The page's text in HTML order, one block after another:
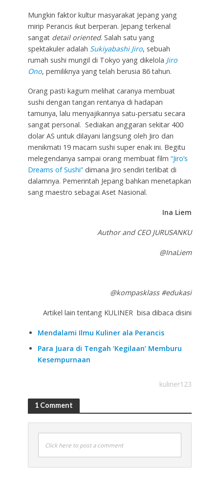
Mungkin faktor kultur masyarakat Jepang yang
mirip Perancis ikut berperan. Jepang terkenal
sangat detail oriented. Salah satu yang
spektakuler adalah Sukiyabashi Jiro, sebuah
rumah sushi mungil di Tokyo yang dikelola Jiro
Ono, pemiliknya yang telah berusia 86 tahun.
Orang pasti kagum melihat caranya membuat
sushi dengan tangan rentanya di hadapan
tamunya, lalu menyajikannya satu-persatu secara
sangat personal. Sediakan anggaran sekitar 400
dolar AS untuk dilayani langsung oleh Jiro dan
menikmati 19 macam sushi super enak ini. Begitu
melegendanya sampai orang membuat film “Jiro’s
Dreams of Sushi”dimana Jiro sendiri terlibat di
dalamnya. Pemerintah Jepang bahkan menetapkan
sang maestro sebagai Aset Nasional.
Ina Liem
Author and CEO JURUSANKU
@InaLiem
@kompasklass #edukasi
Artikel lain tentang KULINER bisa dibaca disini
Mendalami Ilmu Kuliner ala Perancis
Para Juara di Tengah ‘Kegilaan’ Memburu
Kesempurnaan
kuliner123
1 Comment
Click here to post a comment